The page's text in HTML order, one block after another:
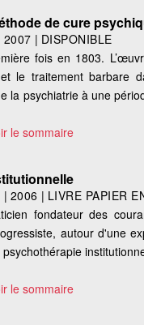
de cure
2007 | DISPONIBLE
fois en 1803.
le traitement barbare
la psychiatrie à une
le sommaire
| 2006 | LIVRE PAPIER
fondateur des
autour d'une
le sommaire